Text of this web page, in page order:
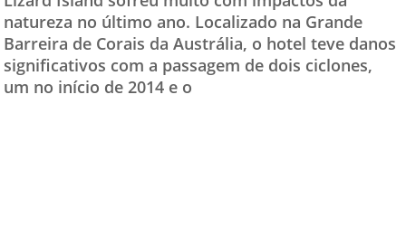
CONTATO
natureza no último ano. Localizado na Grande
Barreira de Corais da Austrália, o hotel teve danos
significativos com a passagem de dois ciclones,
um no início de 2014 e o